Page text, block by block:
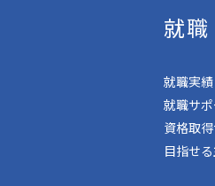
就
就職実績
就職サ
資格取
目指せ